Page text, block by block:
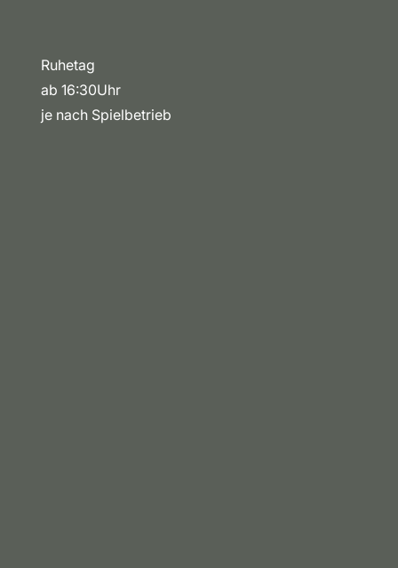
Ruhetag
ab 16:30Uhr
je nach Spielbetrieb